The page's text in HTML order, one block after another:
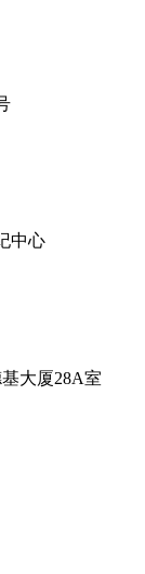
中心
大厦28A室